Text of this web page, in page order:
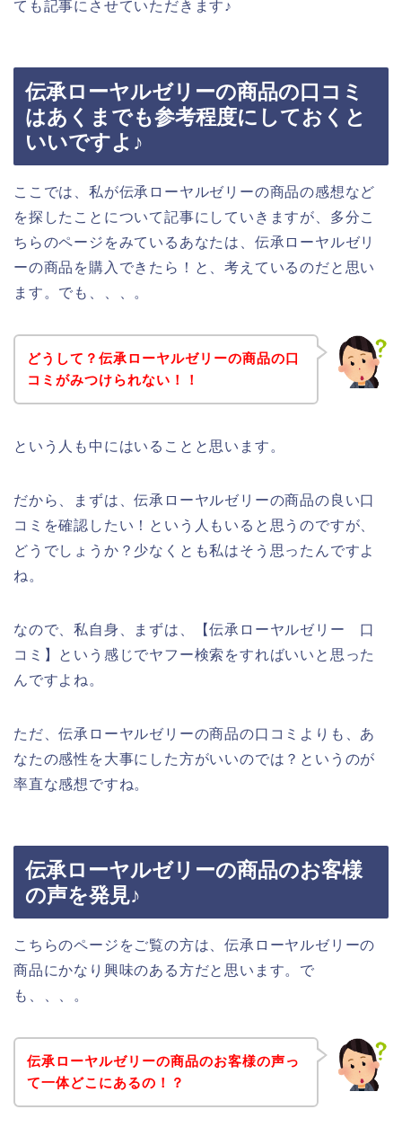
ても記事にさせていただきます♪
伝承ローヤルゼリーの商品の口コミ
はあくまでも参考程度にしておくと
いいですよ♪
ここでは、私が伝承ローヤルゼリーの商品の感想など
を探したことについて記事にしていきますが、多分こ
ちらのページをみているあなたは、伝承ローヤルゼリ
ーの商品を購入できたら！と、考えているのだと思い
ます。でも、、、。
どうして？伝承ローヤルゼリーの商品の口
コミがみつけられない！！
という人も中にはいることと思います。
だから、まずは、伝承ローヤルゼリーの商品の良い口
コミを確認したい！という人もいると思うのですが、
どうでしょうか？少なくとも私はそう思ったんですよ
ね。
なので、私自身、まずは、【伝承ローヤルゼリー 口
コミ】という感じでヤフー検索をすればいいと思った
んですよね。
ただ、伝承ローヤルゼリーの商品の口コミよりも、あ
なたの感性を大事にした方がいいのでは？というのが
率直な感想ですね。
伝承ローヤルゼリーの商品のお客様
の声を発見♪
こちらのページをご覧の方は、伝承ローヤルゼリーの
商品にかなり興味のある方だと思います。で
も、、、。
伝承ローヤルゼリーの商品のお客様の声っ
て一体どこにあるの！？